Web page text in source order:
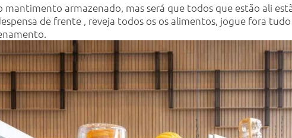
armazenado, mas será que todos que estão ali
de frente , reveja todos os os alimentos, jogue fora